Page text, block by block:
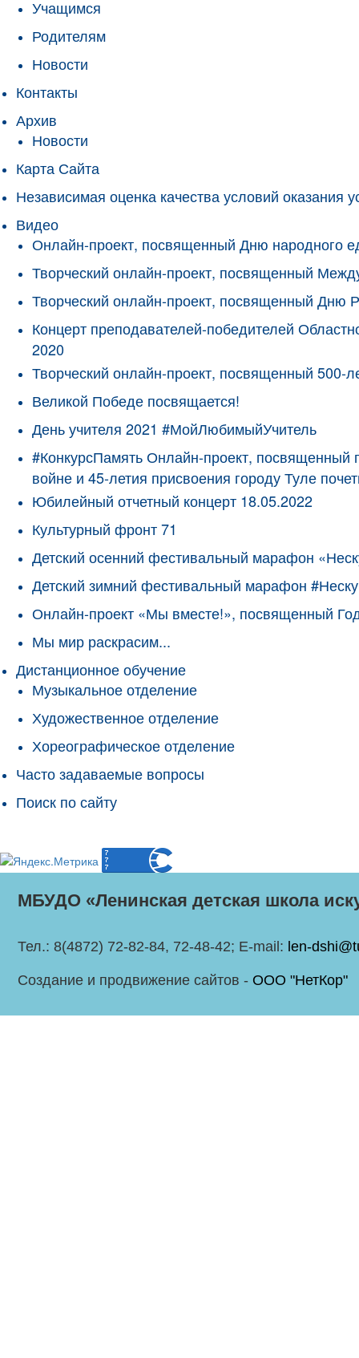
Учащимся
Родителям
Новости
Контакты
Архив
Новости
Карта Сайта
Независимая оценка качества условий оказания
Видео
Онлайн-проект, посвященный Дню народного
Творческий онлайн-проект, посвященный
Творческий онлайн-проект, посвященный Дню
Концерт преподавателей-победителей
2020
Творческий онлайн-проект, посвященный 500-
Великой Победе посвящается!
День учителя 2021 #МойЛюбимыйУчитель
#КонкурсПамять Онлайн-проект,
войне и 45-летия присвоения городу Туле
Юбилейный отчетный концерт 18.05.2022
Культурный фронт 71
Детский осенний фестивальный марафон
Детский зимний фестивальный марафон
Онлайн-проект «Мы вместе!», посвященный
Мы мир раскрасим...
Дистанционное обучение
Музыкальное отделение
Художественное отделение
Хореографическое отделение
Часто задаваемые вопросы
Поиск по сайту
МБУДО «Ленинская детская школа
Тел.: 8(4872) 72-82-84, 72-48-42; E-mail: len-
Создание и продвижение сайтов - ООО "НетКор"